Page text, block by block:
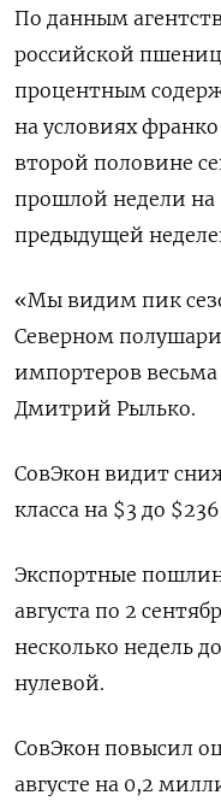
По данным
российской
процентным
на условиях
второй половине
прошлой недели на
предыдущей
«Мы видим пик
Северном
импортеров
Дмитрий Рылько.
СовЭкон видит
класса на $3 до
Экспортные
августа по 2
несколько недель
нулевой.
СовЭкон повысил
августе на 0,2